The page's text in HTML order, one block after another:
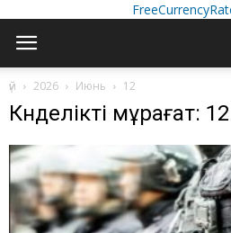
үй 2026 Июнь 12
Күнделікті мұрағат: